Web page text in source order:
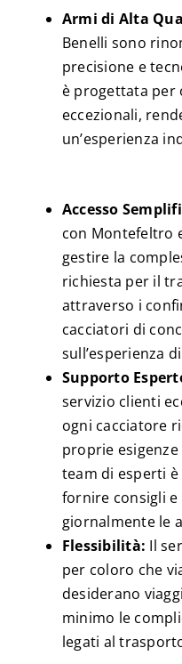
Armi di Alta
Benelli sono
precisione e
è progettata per
eccezionali,
un’esperienza
Accesso
con Montefeltro
gestire la
richiesta per il
attraverso i
cacciatori di
sull’esperienza
Supporto
servizio clienti
ogni cacciatore
proprie
team di esperti
fornire consigli e
giornalmente le
Flessibilità: Il
per coloro che
desiderano
minimo le
legati al